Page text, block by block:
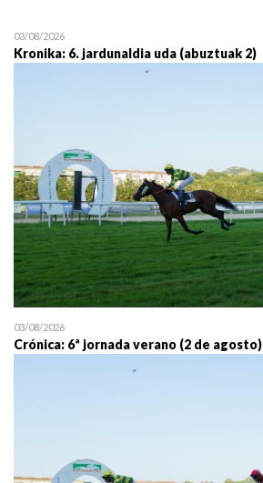
19/07 11:30
03/08/2026
Kronika: 6. jardunaldia uda (abuztuak 2)
03/08/2026
Crónica: 6ª jornada verano (2 de agosto)